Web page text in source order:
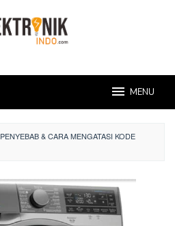
MENU
PENYEBAB & CARA MENGATASI KODE